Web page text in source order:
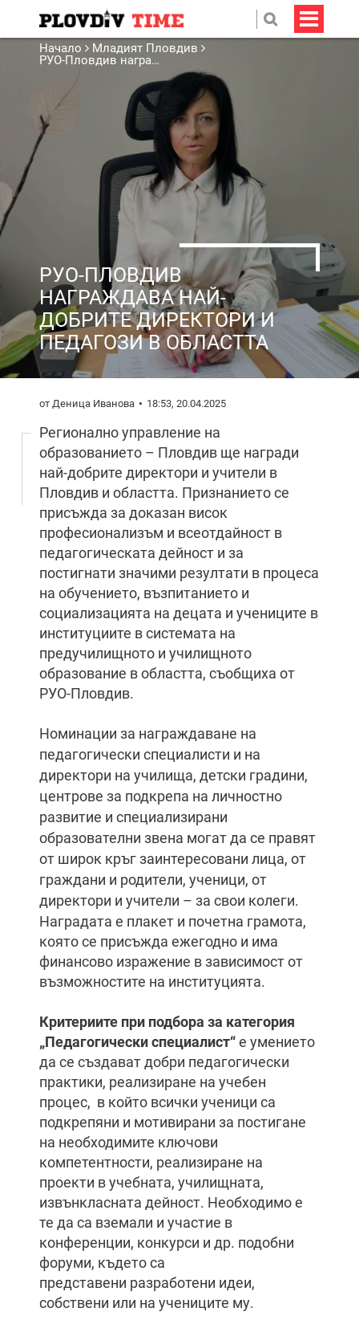
Начало
Младият Пловдив
РУО-Пловдив награждава най-добрите директори и педагози в областта
РУО-ПЛОВДИВ
НАГРАЖДАВА НАЙ-
ДОБРИТЕ ДИРЕКТОРИ И
ПЕДАГОЗИ В ОБЛАСТТА
от Деница Иванова 18:53, 20.04.2025
Регионално управление на
образованието – Пловдив ще награди
най-добрите директори и учители в
Пловдив и областта. Признанието се
присъжда за доказан висок
професионализъм и всеотдайност в
педагогическата дейност и за
постигнати значими резултати в процеса
на обучението, възпитанието и
социализацията на децата и учениците в
институциите в системата на
предучилищното и училищното
образование в областта, съобщиха от
РУО-Пловдив.
Номинации за награждаване на
педагогически специалисти и на
директори на училища, детски градини,
центрове за подкрепа на личностно
развитие и специализирани
образователни звена могат да се правят
от широк кръг заинтересовани лица, от
граждани и родители, ученици, от
директори и учители – за свои колеги.
Наградата е плакет и почетна грамота,
която се присъжда ежегодно и има
финансово изражение в зависимост от
възможностите на институцията.
Критериите при подбора за категория
„Педагогически специалист“е умението
да се създават добри педагогически
практики, реализиране на учебен
процес, в който всички ученици са
подкрепяни и мотивирани за постигане
на необходимите ключови
компетентности, реализиране на
проекти в учебната, училищната,
извънкласната дейност. Необходимо е
те да са вземали и участие в
конференции, конкурси и др. подобни
форуми, където са
представени разработени идеи,
собствени или на учениците му.